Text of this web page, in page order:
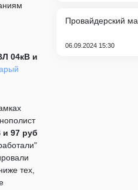
04кВ и
и 97 руб
тех,
Провайдерский
06.09.2024 15:30